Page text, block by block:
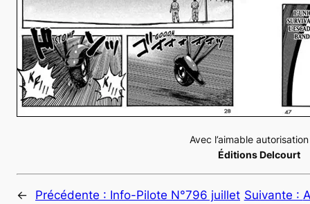
Avec l’aimable
Éditions Delcourt
← Précédente : Info-Pilote N°796 juillet Suivante :